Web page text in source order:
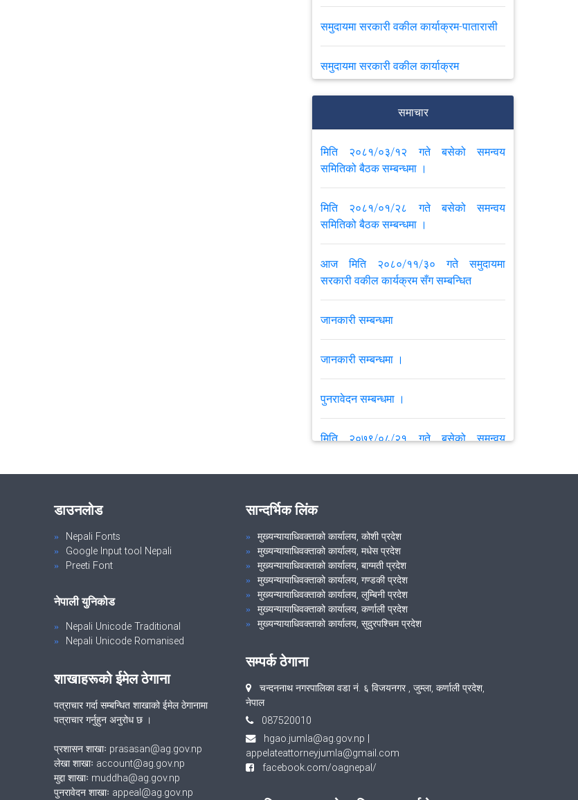
समुदायमा सरकारी वकील कार्याक्रम-पातारासी
समुदायमा सरकारी वकील कार्याक्रम
VIEW ALL
समाचार
मिति २०८१/०३/१२ गते बसेको समन्वय
समितिको बैठक सम्बन्धमा ।
मिति २०८१/०१/२८ गते बसेको समन्वय
समितिको बैठक सम्बन्धमा ।
आज मिति २०८०/११/३० गते समुदायमा
सरकारी वकील कार्यक्रम सँग सम्बन्धित
जानकारी सम्बन्धमा
जानकारी सम्बन्धमा ।
पुनरावेदन सम्बन्धमा ।
मिति २०७९/०८/२१ गते बसेको समन्वय
मिति २०७९/८/२१ गते पातारासी गाउँपालिका
वडा नं.५ ल्हासीमा गरेको समुदायमा सरकारी
वकील कार्यक्रम
मिति २०७९/५/१४ गते सिमकोट ४ बुराँउसेमा
VIEW ALL
डाउनलोड
Nepali Fonts
Google Input tool Nepali
Preeti Font
नेपाली युनिकोड
Nepali Unicode Traditional
Nepali Unicode Romanised
शाखाहरूको ईमेल ठेगाना
पत्राचार गर्दा सम्बन्धित शाखाको ईमेल ठेगानामा
पत्राचार गर्नुहुन अनुरोध छ ।
प्रशासन शाखाः prasasan@ag.gov.np
लेखा शाखाः account@ag.gov.np
मुद्दा शाखाः muddha@ag.gov.np
पुनरावेदन शाखाः appeal@ag.gov.np
सान्दर्भिक लिंक
मुख्यन्यायाधिवक्ताको कार्यालय, कोशी प्रदेश
मुख्यन्यायाधिवक्ताको कार्यालय, मधेस प्रदेश
मुख्यन्यायाधिवक्ताको कार्यालय, बाग्मती प्रदेश
मुख्यन्यायाधिवक्ताको कार्यालय, गण्डकी प्रदेश
मुख्यन्यायाधिवक्ताको कार्यालय, लुम्बिनी प्रदेश
मुख्यन्यायाधिवक्ताको कार्यालय, कर्णाली प्रदेश
मुख्यन्यायाधिवक्ताको कार्यालय, सुदुरपश्चिम प्रदेश
सम्पर्क ठेगाना
चन्दननाथ नगरपालिका वडा नं. ६ विजयनगर , जुम्ला, कर्णाली प्रदेश,
नेपाल
087520010
hgao.jumla@ag.gov.np |
appelateattorneyjumla@gmail.com
facebook.com/oagnepal/